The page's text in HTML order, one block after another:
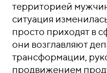
территорией
ситуация
просто приходят в
они возглавляют
трансформации,
продвижением